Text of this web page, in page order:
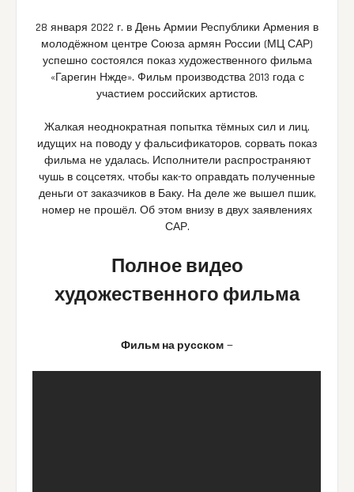
28 января 2022 г. в День Армии Республики Армения в
молодёжном центре Союза армян России (МЦ САР)
успешно состоялся показ художественного фильма
«Гарегин Нжде». Фильм производства 2013 года с
участием российских артистов.
Жалкая неоднократная попытка тёмных сил и лиц,
идущих на поводу у фальсификаторов, сорвать показ
фильма не удалась. Исполнители распространяют
чушь в соцсетях, чтобы как-то оправдать полученные
деньги от заказчиков в Баку. На деле же вышел пшик,
номер не прошёл. Об этом внизу в двух заявлениях
САР.
Полное видео
художественного фильма
Фильм на русском —